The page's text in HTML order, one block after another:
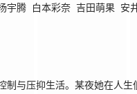
宇腾 白本彩奈 吉田萌果 安
与压抑生活。某夜她在人